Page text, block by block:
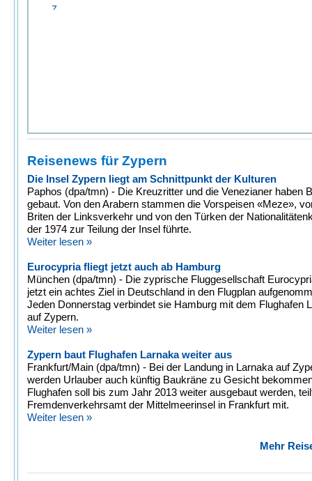
Reisenews für Zypern
Die Insel Zypern liegt am Schnittpunkt der Kulturen
Paphos (dpa/tmn) - Die Kreuzritter und die Venezianer haben
gebaut. Von den Arabern stammen die Vorspeisen «Meze»,
Briten der Linksverkehr und von den Türken der
der 1974 zur Teilung der Insel führte.
Weiter lesen »
Eurocypria fliegt jetzt auch ab Hamburg
München (dpa/tmn) - Die zyprische Fluggesellschaft
jetzt ein achtes Ziel in Deutschland in den Flugplan
Jeden Donnerstag verbindet sie Hamburg mit dem Flughafen
auf Zypern.
Weiter lesen »
Zypern baut Flughafen Larnaka weiter aus
Frankfurt/Main (dpa/tmn) - Bei der Landung in Larnaka auf
werden Urlauber auch künftig Baukräne zu Gesicht
Flughafen soll bis zum Jahr 2013 weiter ausgebaut werden,
Fremdenverkehrsamt der Mittelmeerinsel in Frankfurt mit.
Weiter lesen »
Mehr